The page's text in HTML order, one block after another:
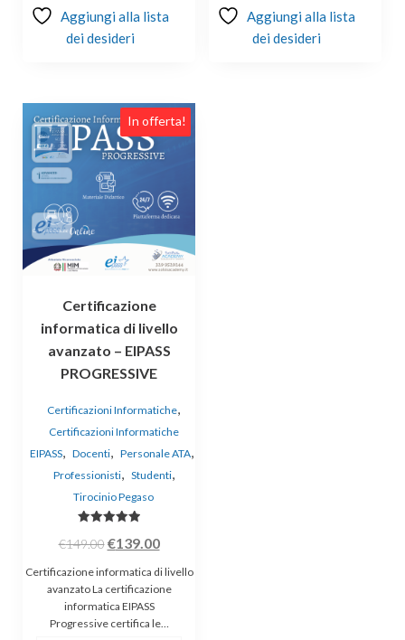
Aggiungi alla lista
dei desideri
Aggiungi alla lista
dei desideri
In offerta!
Certificazione
informatica di livello
avanzato – EIPASS
PROGRESSIVE
Certificazioni Informatiche,
Certificazioni Informatiche
EIPASS, Docenti, Personale ATA,
Professionisti, Studenti,
Tirocinio Pegaso
5.00
€149.00 Il
prezzo
originale
era:
€149.00.
€139.00Il
prezzo
attuale
€139.00.
Certificazione informatica di livello
avanzato La certificazione
informatica EIPASS
Progressive certifica le…